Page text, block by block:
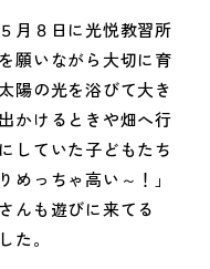
月８日に光悦教習所
願いながら大切に育
陽の光を浴びて大き
かけるときや畑へ行
していた子どもたち
っちゃ高い～！」
んも遊びに来てる
た。